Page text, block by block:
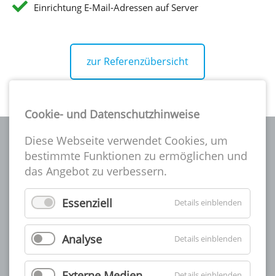
Einrichtung E-Mail-Adressen auf Server
zur Referenzübersicht
Die A-CSI gibt es seit über 25 Jahren und ist eine
inhabergeführte Full-Servie-Werbeagentur, dadurch haben
wir viele Veränderungen in der Branche mitgemacht und
halten uns noch heute immer auf dem neuesten Stand,
damit wir unsere Kunden bestens beraten können.
Natürlich verwenden wir hierbei nur die neuesten
Standards und Softwarelösungen (z.B. die Adobe CC).
Cookie- und Datenschutzhinweise
Diese Webseite verwendet Cookies, um
bestimmte Funktionen zu ermöglichen und
das Angebot zu verbessern.
Essenziell Details einblenden
Analyse Details einblenden